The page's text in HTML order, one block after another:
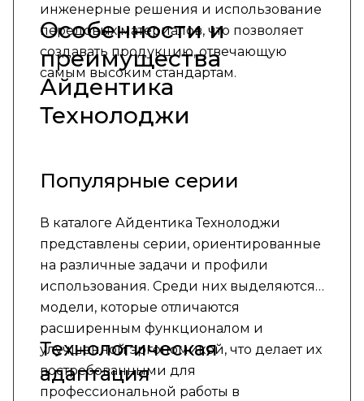
инженерные решения и использование
передовых материалов, что позволяет
создавать продукцию, отвечающую
самым высоким стандартам.
Особенности и
преимущества
Айдентика
Технолоджи
Популярные серии
В каталоге Айдентика Технолоджи
представлены серии, ориентированные
на различные задачи и профили
использования. Среди них выделяются
модели, которые отличаются
расширенным функционалом и
улучшенной эргономикой, что делает их
востребованными для
профессиональной работы в
Технологическая
адаптация